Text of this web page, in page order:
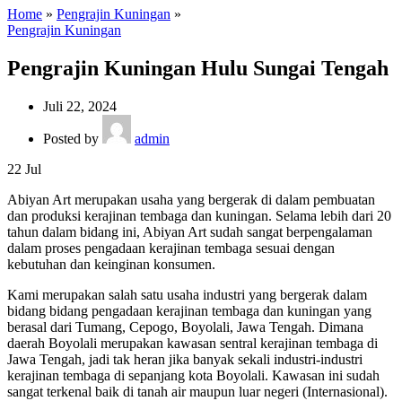
Home » Pengrajin Kuningan »
Pengrajin Kuningan
Pengrajin Kuningan Hulu Sungai Tengah
Juli 22, 2024
Posted by
admin
22 Jul
Abiyan Art merupakan usaha yang bergerak di dalam pembuatan
dan produksi kerajinan tembaga dan kuningan. Selama lebih dari 20
tahun dalam bidang ini, Abiyan Art sudah sangat berpengalaman
dalam proses pengadaan kerajinan tembaga sesuai dengan
kebutuhan dan keinginan konsumen.
Kami merupakan salah satu usaha industri yang bergerak dalam
bidang bidang pengadaan kerajinan tembaga dan kuningan yang
berasal dari Tumang, Cepogo, Boyolali, Jawa Tengah. Dimana
daerah Boyolali merupakan kawasan sentral kerajinan tembaga di
Jawa Tengah, jadi tak heran jika banyak sekali industri-industri
kerajinan tembaga di sepanjang kota Boyolali. Kawasan ini sudah
sangat terkenal baik di tanah air maupun luar negeri (Internasional).